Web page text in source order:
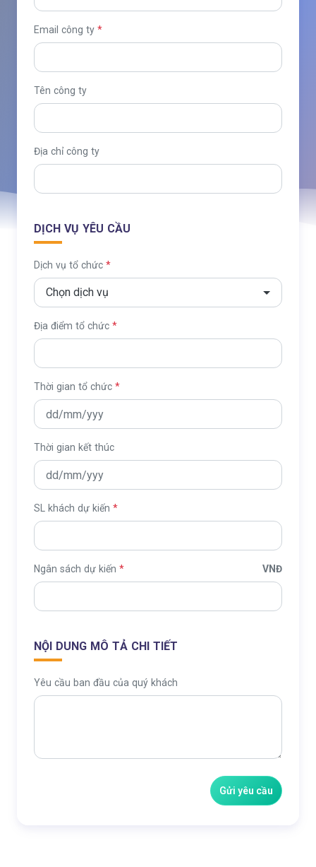
Sự
Kiệ
Email công ty *
Tên công ty
Địa chỉ công ty
DỊCH VỤ YÊU CẦU
Dịch vụ tổ chức *
Chọn dịch vụ
Địa điểm tổ chức *
Thời gian tổ chức *
Thời gian kết thúc
SL khách dự kiến *
Ngân sách dự kiến * VNĐ
NỘI DUNG MÔ TẢ CHI TIẾT
Yêu cầu ban đầu của quý khách
Gửi yêu cầu